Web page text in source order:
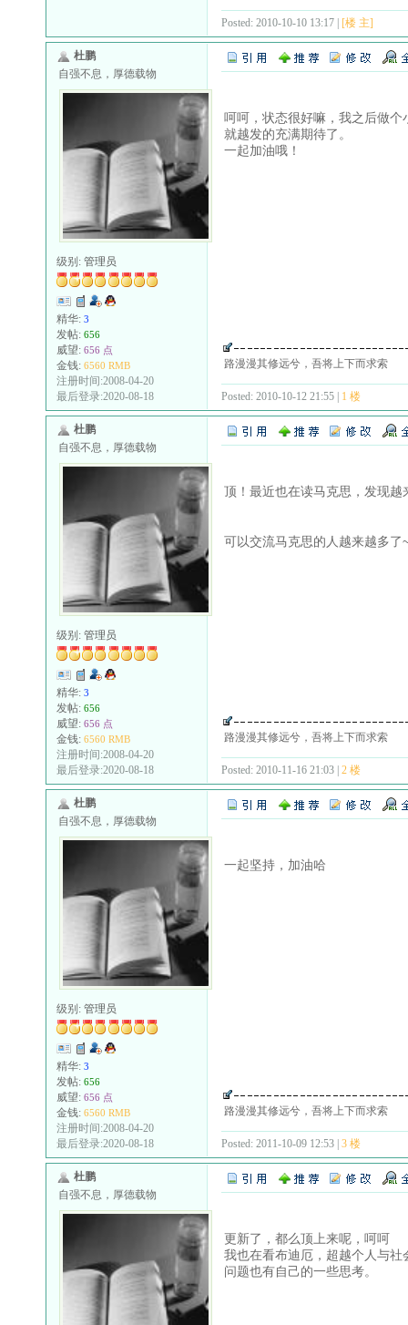
Posted: 2010-10-10 13:17 | [楼 主]
杜鹏
自强不息，厚德载物
级别: 管理员
精华: 3
发帖: 656
威望: 656 点
金钱: 6560 RMB
注册时间:2008-04-20
最后登录:2020-08-18
呵呵，状态很好嘛，我之后做
就越发的充满期待了。
一起加油哦！
路漫漫其修远兮，吾将上下而求索
Posted: 2010-10-12 21:55 | 1 楼
杜鹏
自强不息，厚德载物
级别: 管理员
精华: 3
发帖: 656
威望: 656 点
金钱: 6560 RMB
注册时间:2008-04-20
最后登录:2020-08-18
顶！最近也在读马克思，发现
可以交流马克思的人越来越多
路漫漫其修远兮，吾将上下而求索
Posted: 2010-11-16 21:03 | 2 楼
杜鹏
自强不息，厚德载物
级别: 管理员
精华: 3
发帖: 656
威望: 656 点
金钱: 6560 RMB
注册时间:2008-04-20
最后登录:2020-08-18
一起坚持，加油哈
路漫漫其修远兮，吾将上下而求索
Posted: 2011-10-09 12:53 | 3 楼
杜鹏
自强不息，厚德载物
更新了，都么顶上来呢，呵呵
我也在看布迪厄，超越个人与
问题也有自己的一些思考。